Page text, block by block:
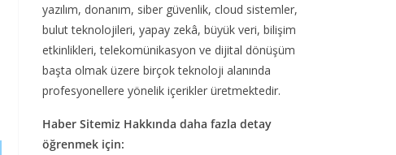
yazılım, donanım, siber güvenlik, cloud sistemler,
bulut teknolojileri, yapay zekâ, büyük veri, bilişim
etkinlikleri, telekomünikasyon ve dijital dönüşüm
başta olmak üzere birçok teknoloji alanında
profesyonellere yönelik içerikler üretmektedir.
Haber Sitemiz Hakkında daha fazla detay
öğrenmek için: